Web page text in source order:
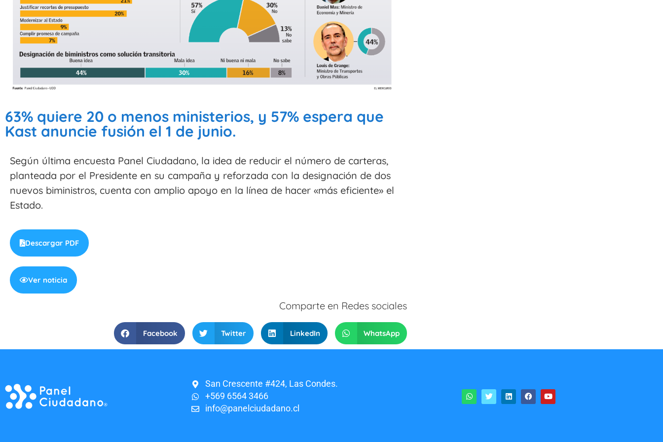
63% quiere 20 o menos ministerios, y 57% espera que
Kast anuncie fusión el 1 de junio.
Según última encuesta Panel Ciudadano, la idea de reducir el número de carteras,
planteada por el Presidente en su campaña y reforzada con la designación de dos
nuevos biministros, cuenta con amplio apoyo en la línea de hacer «más eficiente» el
Estado.
Descargar PDF
Ver noticia
Comparte en Redes sociales
Facebook Twitter LinkedIn WhatsApp
San Crescente #424, Las Condes.
+569 6564 3466
info@panelciudadano.cl